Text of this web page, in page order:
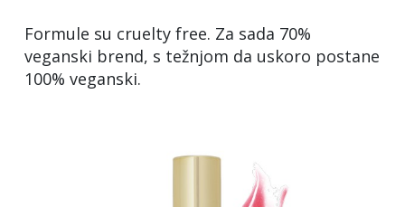
Formule su cruelty free. Za sada 70%
veganski brend, s težnjom da uskoro postane
100% veganski.